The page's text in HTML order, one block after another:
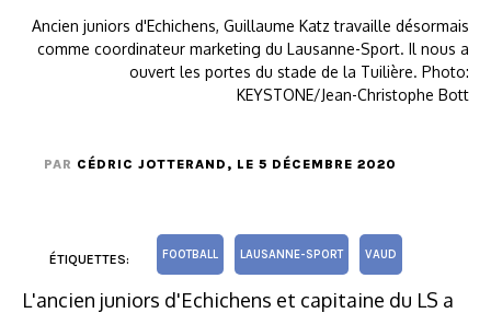
Ancien juniors d'Echichens, Guillaume Katz travaille désormais
comme coordinateur marketing du Lausanne-Sport. Il nous a
ouvert les portes du stade de la Tuilière. Photo:
KEYSTONE/Jean-Christophe Bott
PAR CÉDRIC JOTTERAND , LE 5 DÉCEMBRE 2020
ÉTIQUETTES: FOOTBALL LAUSANNE-SPORT VAUD
L'ancien juniors d'Echichens et capitaine du LS a